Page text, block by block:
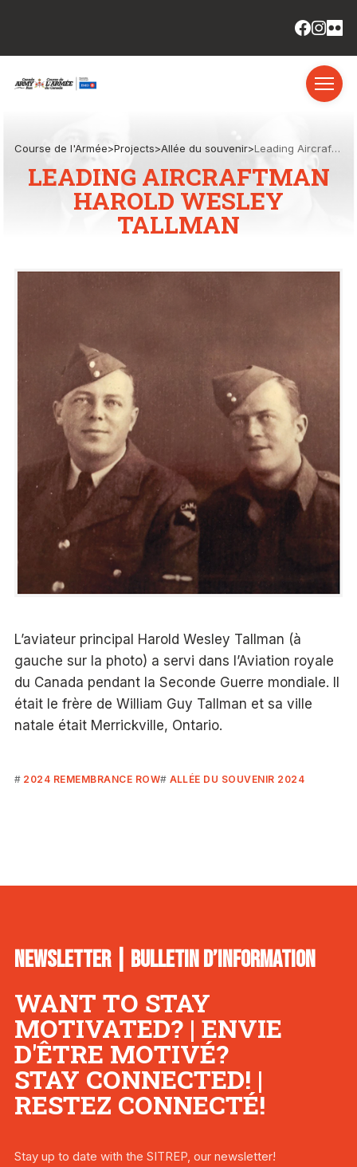
Course de l'Armée>Projects>Allée du souvenir> Leading Aircraftman Harold Wesley Tallman
LEADING AIRCRAFTMAN
HAROLD WESLEY
TALLMAN
L’aviateur principal Harold Wesley Tallman (à
gauche sur la photo) a servi dans l’Aviation royale
du Canada pendant la Seconde Guerre mondiale. Il
était le frère de William Guy Tallman et sa ville
natale était Merrickville, Ontario.
2024 REMEMBRANCE ROW ALLÉE DU SOUVENIR 2024
NEWSLETTER | BULLETIN D’INFORMATION
WANT TO STAY
MOTIVATED? | ENVIE
D'ÊTRE MOTIVÉ?
STAY CONNECTED! |
RESTEZ CONNECTÉ!
Stay up to date with the SITREP, our newsletter!